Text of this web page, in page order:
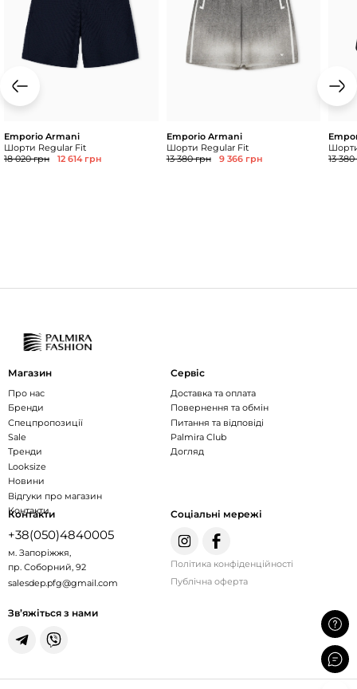
Emporio Armani
Шорти Regular Fit
18 020 грн
12 614 грн
Emporio Armani
Шорти Regular Fit
13 380 грн
9 366 грн
13
Магазин
Про нас
Бренди
Спецпропозиції
Sale
Тренди
Looksize
Новини
Відгуки про магазин
Контакти
Сервіс
Доставка та оплата
Повернення та обмін
Питання та відповіді
Palmira Club
Догляд
Контакти
+38(050)4840005
м. Запоріжжя,
пр. Соборний, 92
salesdep.pfg@gmail.com
Зв’яжіться з нами
Соціальні мережі
Політика конфіденційності
Публічна оферта